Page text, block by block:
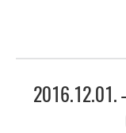
2016.12.01. –